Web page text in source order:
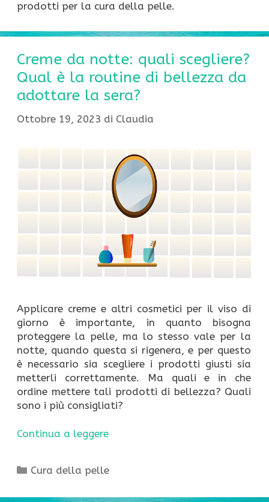
prodotti per la cura della pelle.
Creme da notte: quali scegliere?
Qual è la routine di bellezza da
adottare la sera?
Ottobre 19, 2023 di Claudia
Applicare creme e altri cosmetici per il viso di
giorno è importante, in quanto bisogna
proteggere la pelle, ma lo stesso vale per la
notte, quando questa si rigenera, e per questo
è necessario sia scegliere i prodotti giusti sia
metterli correttamente. Ma quali e in che
ordine mettere tali prodotti di bellezza? Quali
sono i più consigliati?
Continua a leggere
Categorie
Cura della pelle